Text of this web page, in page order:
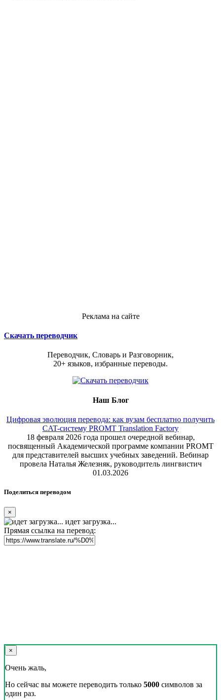
Реклама на сайте
Скачать переводчик
Переводчик, Словарь и Разговорник,
20+ языков, избранные переводы.
Наш Блог
Цифровая эволюция перевода: как вузам бесплатно получить
CAT-систему PROMT Translation Factory
18 февраля 2026 года прошел очередной вебинар,
посвященный Академической программе компании PROMT
для представителей высших учебных заведений. Вебинар
провела Наталья Железняк, руководитель лингвистич
01.03.2026
Поделиться переводом
×
идет загрузка...
Прямая ссылка на перевод:
×
Очень жаль,
Но сейчас вы можете переводить только 5000 символов за
один раз.